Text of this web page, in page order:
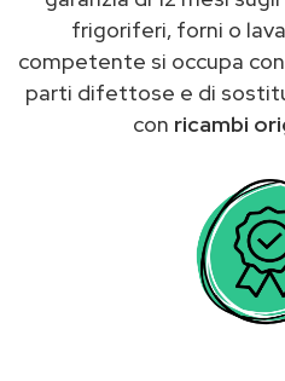
frigoriferi, forni o
competente si occupa
parti difettose e di
con ricambi